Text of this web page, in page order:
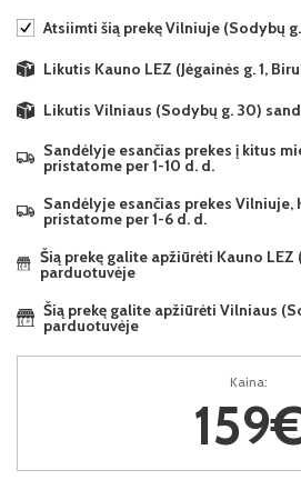
Atsiimti šią prekę Vilniuje (Sodybų
Likutis Kauno LEZ (Jėgainės g. 1,
Likutis Vilniaus (Sodybų g. 30)
Sandėlyje esančias prekes į kitus
pristatome per 1-10 d. d.
Sandėlyje esančias prekes Vilniuje,
pristatome per 1-6 d. d.
Šią prekę galite apžiūrėti Kauno LEZ
parduotuvėje
Šią prekę galite apžiūrėti Vilniaus
parduotuvėje
Kaina: